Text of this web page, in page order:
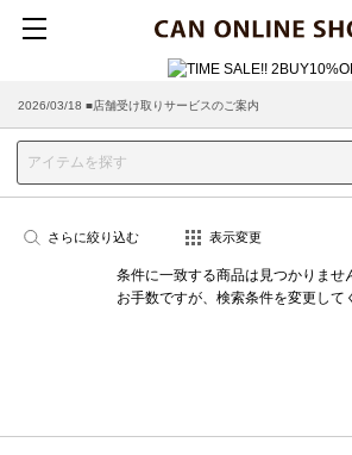
2026/03/18 ■店舗受け取りサービスのご案内
さらに絞り込む 表示変更
条件に一致する商品は見つかりませ
お手数ですが、検索条件を変更して